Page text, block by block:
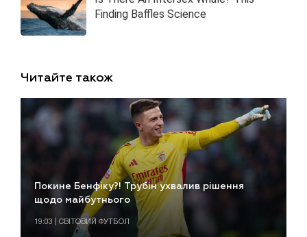
Читайте також
Покине Бенфіку?! Трубін ухвалив рішення
щодо майбутнього
19:03 | СВІТОВИЙ ФУТБОЛ